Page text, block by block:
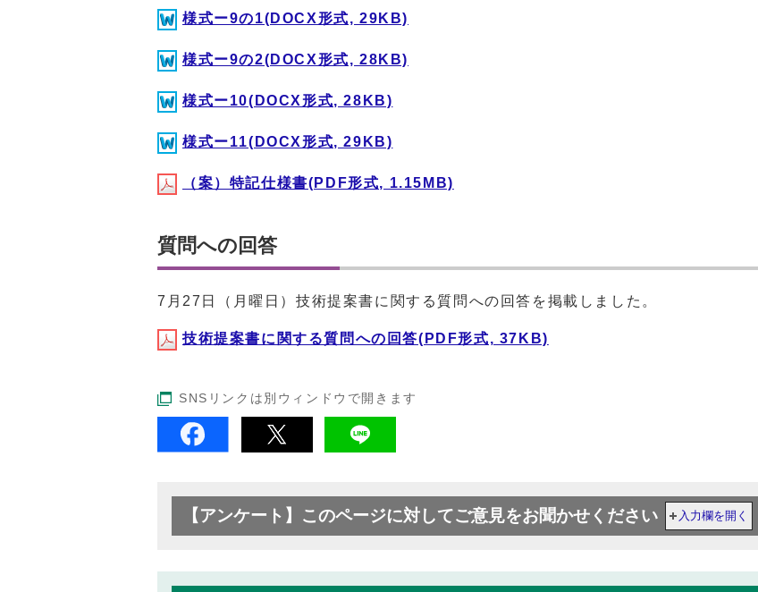
様式ー9の1(DOCX形式, 29KB)
様式ー9の2(DOCX形式, 28KB)
様式ー10(DOCX形式, 28KB)
様式ー11(DOCX形式, 29KB)
（案）特記仕様書(PDF形式, 1.15MB)
質問への回答
7月27日（月曜日）技術提案書に関する質問への回答を掲載しました。
技術提案書に関する質問への回答(PDF形式, 37KB)
SNSリンクは別ウィンドウで開きます
【アンケート】このページに対してご意見をお聞かせください 入力欄を開く